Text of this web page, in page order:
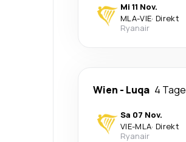
Mi 11 Nov.
MLA-VIE· Direkt
Ryanair
Wien - Luqa 4 Tage
Sa 07 Nov.
VIE-MLA· Direkt
Ryanair